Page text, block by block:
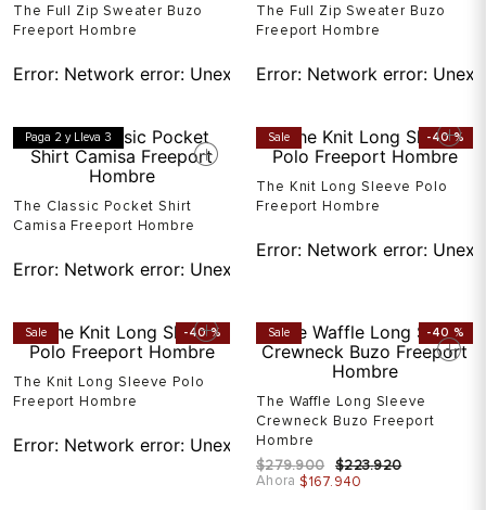
The Full Zip Sweater Buzo
Freeport Hombre
Error: Network error: Unexpected token T in JSON at
The Full Zip Sweater Buzo
Freeport Hombre
Error: Network error:
Paga 2 y Lleva 3
The Classic Pocket Shirt
Camisa Freeport Hombre
Error: Network error: Unexpected token T in JSON at
Sale -40 %
The Knit Long Sleeve Polo
Freeport Hombre
Error: Network error:
Sale -40 %
The Knit Long Sleeve Polo
Freeport Hombre
Error: Network error: Unexpected token T in JSON at
Sale -40 %
The Waffle Long Sleeve
Crewneck Buzo Freeport
Hombre
$279.900 $223.920
Ahora $167.940